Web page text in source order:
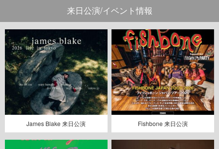
来日公演/イベント情報
James Blake 来日公演 Fishbone 来日公演